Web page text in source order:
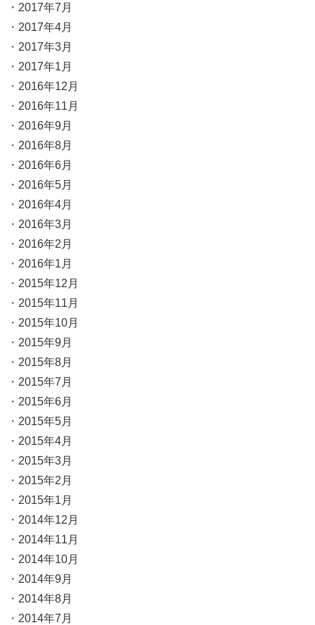
2017年7月
2017年4月
2017年3月
2017年1月
2016年12月
2016年11月
2016年9月
2016年8月
2016年6月
2016年5月
2016年4月
2016年3月
2016年2月
2016年1月
2015年12月
2015年11月
2015年10月
2015年9月
2015年8月
2015年7月
2015年6月
2015年5月
2015年4月
2015年3月
2015年2月
2015年1月
2014年12月
2014年11月
2014年10月
2014年9月
2014年8月
2014年7月